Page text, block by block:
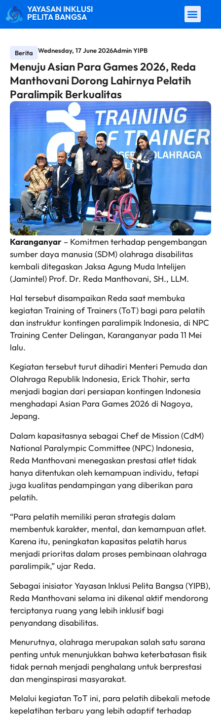
YAYASAN INKLUSI
PELITA BANGSA
Berita Wednesday, 17 June 2026Admin YIPB
Menuju Asian Para Games 2026, Reda
Manthovani Dorong Lahirnya Pelatih
Paralimpik Berkualitas
Karanganyar – Komitmen terhadap pengembangan
sumber daya manusia (SDM) olahraga disabilitas
kembali ditegaskan Jaksa Agung Muda Intelijen
(Jamintel) Prof. Dr. Reda Manthovani, SH., LLM.
Hal tersebut disampaikan Reda saat membuka
kegiatan Training of Trainers (ToT) bagi para pelatih
dan instruktur kontingen paralimpik Indonesia, di NPC
Training Center Delingan, Karanganyar pada 11 Mei
lalu.
Kegiatan tersebut turut dihadiri Menteri Pemuda dan
Olahraga Republik Indonesia, Erick Thohir, serta
menjadi bagian dari persiapan kontingen Indonesia
menghadapi Asian Para Games 2026 di Nagoya,
Jepang.
Dalam kapasitasnya sebagai Chef de Mission (CdM)
National Paralympic Committee (NPC) Indonesia,
Reda Manthovani menegaskan prestasi atlet tidak
hanya ditentukan oleh kemampuan individu, tetapi
juga kualitas pendampingan yang diberikan para
pelatih.
“Para pelatih memiliki peran strategis dalam
membentuk karakter, mental, dan kemampuan atlet.
Karena itu, peningkatan kapasitas pelatih harus
menjadi prioritas dalam proses pembinaan olahraga
paralimpik,” ujar Reda.
Sebagai inisiator Yayasan Inklusi Pelita Bangsa (YIPB),
Reda Manthovani selama ini dikenal aktif mendorong
terciptanya ruang yang lebih inklusif bagi
penyandang disabilitas.
Menurutnya, olahraga merupakan salah satu sarana
penting untuk menunjukkan bahwa keterbatasan fisik
tidak pernah menjadi penghalang untuk berprestasi
dan menginspirasi masyarakat.
Melalui kegiatan ToT ini, para pelatih dibekali metode
kepelatihan terbaru yang lebih adaptif terhadap